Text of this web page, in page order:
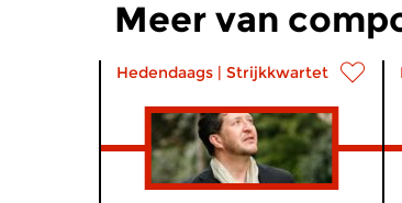
Meer van
Hedendaags | Strijkkwartet